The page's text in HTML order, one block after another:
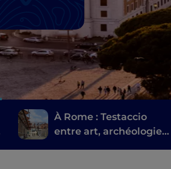
À Rome : Testaccio
entre art, archéologie